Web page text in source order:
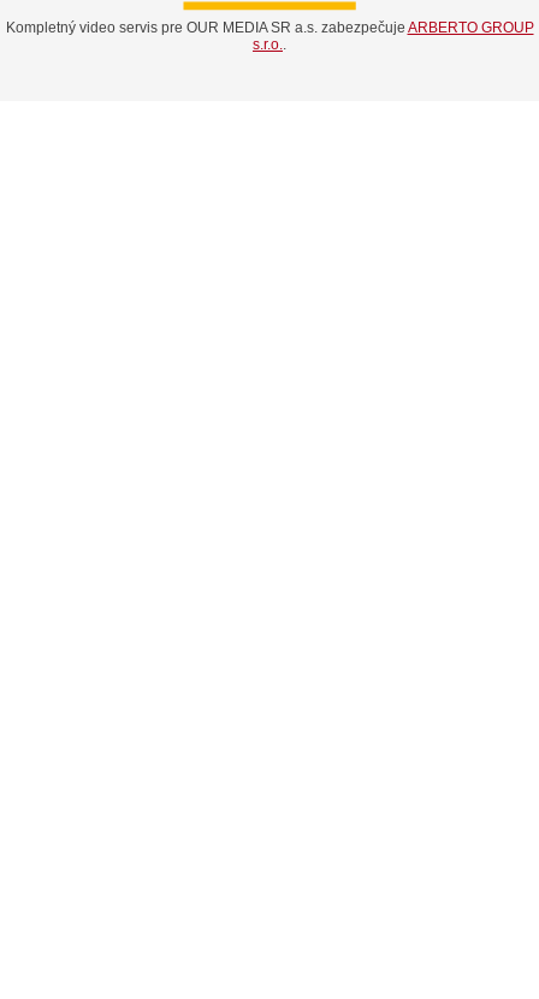
Kompletný video servis pre OUR MEDIA SR a.s. zabezpečuje ARBERTO GROUP
s.r.o..